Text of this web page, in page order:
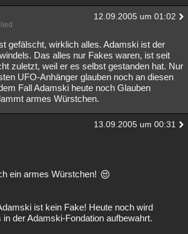
12.09.2005 um 01:02
gefälscht, wirklich alles. Adamski ist der
Das alles nur Fakes waren, ist seit
zuletzt, weil er es selbst gestanden hat. Nur
UFO-Anhänger glauben noch an diesen
Fall Adamski heute noch Glauben
armes Würstchen.
13.09.2005 um 00:31
ein armes Würstchen!
ist kein Fake! Heute noch wird
der Adamski-Fondation aufbewahrt.